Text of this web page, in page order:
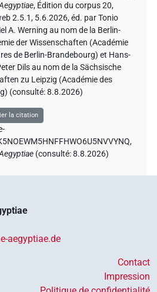
, Édition du corpus 20,
2.5.1, 5.6.2026, éd. par Tonio
A. Werning au nom de la Berlin-
der Wissenschaften (Académie
de Berlin-Brandebourg) et Hans-
Dils au nom de la Sächsische
zu Leipzig (Académie des
(consulté:8.8.2026)
la citation
(consulté:8.8.2026)
aegyptiae.de
Contact
Impression